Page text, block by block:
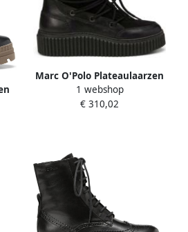
Marc O'Polo Plateaulaarzen
met runderleer en zachte
warme voering
1 webshop
€ 310,02